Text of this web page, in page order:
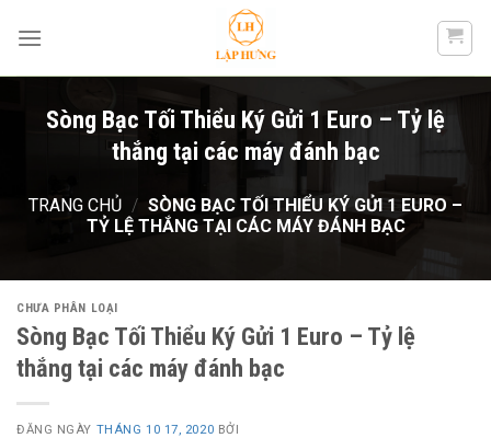
Sòng Bạc Tối Thiểu Ký Gửi 1 Euro – Tỷ lệ
thắng tại các máy đánh bạc
TRANG CHỦ / SÒNG BẠC TỐI THIỂU KÝ GỬI 1 EURO –
TỶ LỆ THẮNG TẠI CÁC MÁY ĐÁNH BẠC
CHƯA PHÂN LOẠI
Sòng Bạc Tối Thiểu Ký Gửi 1 Euro – Tỷ lệ
thắng tại các máy đánh bạc
ĐĂNG NGÀY THÁNG 10 17, 2020 BỞI